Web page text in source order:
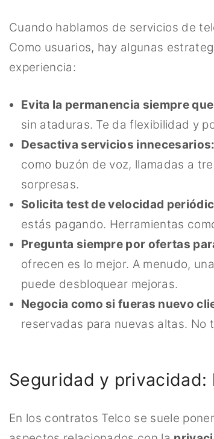
Cuando hablamos de servicios de
Como usuarios, hay algunas
experiencia:
Evita la permanencia siempre
sin ataduras. Te da flexibilidad y
Desactiva servicios innecesarios:
como buzón de voz, llamadas a
sorpresas.
Solicita test de velocidad
estás pagando. Herramientas
Pregunta siempre por ofertas
ofrecen es lo mejor. A menudo,
puede desbloquear mejoras.
Negocia como si fueras nuevo
reservadas para nuevas altas.
Seguridad y
En los contratos Telco se suele